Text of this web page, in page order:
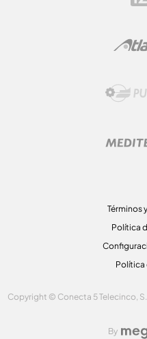
Términos
Política
Política
Copyright © Conecta 5 Telecinco,
By